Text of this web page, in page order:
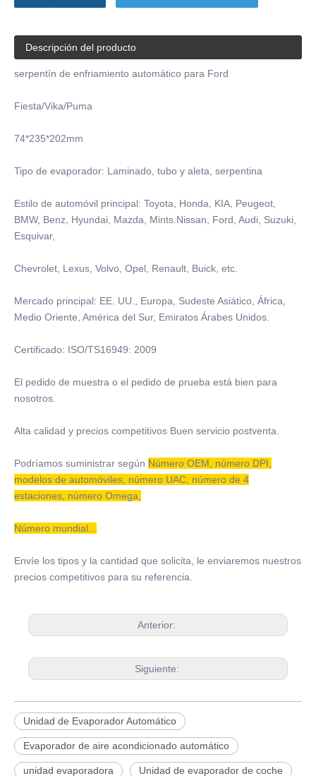
Descripción del producto
serpentín de enfriamiento automático para Ford
Fiesta/Vika/Puma
74*235*202mm
Tipo de evaporador: Laminado, tubo y aleta, serpentina
Estilo de automóvil principal: Toyota, Honda, KIA, Peugeot,
BMW, Benz, Hyundai, Mazda, Mints.Nissan, Ford, Audi, Suzuki,
Esquivar,
Chevrolet, Lexus, Volvo, Opel, Renault, Buick, etc.
Mercado principal: EE. UU., Europa, Sudeste Asiático, África,
Medio Oriente, América del Sur, Emiratos Árabes Unidos.
Certificado: ISO/TS16949: 2009
El pedido de muestra o el pedido de prueba está bien para
nosotros.
Alta calidad y precios competitivos Buen servicio postventa.
Podríamos suministrar según Número OEM, número DPI,
modelos de automóviles, número UAC, número de 4
estaciones, número Omega,
Número mundial...
Envíe los tipos y la cantidad que solicita, le enviaremos nuestros
precios competitivos para su referencia.
Anterior:
Siguiente:
Unidad de Evaporador Automático
Evaporador de aire acondicionado automático
unidad evaporadora Unidad de evaporador de coche